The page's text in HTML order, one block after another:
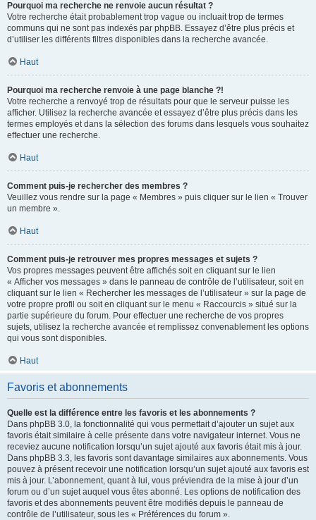
Pourquoi ma recherche ne renvoie aucun résultat ?
Votre recherche était probablement trop vague ou incluait trop de termes
communs qui ne sont pas indexés par phpBB. Essayez d’être plus précis et
d’utiliser les différents filtres disponibles dans la recherche avancée.
Haut
Pourquoi ma recherche renvoie à une page blanche ?!
Votre recherche a renvoyé trop de résultats pour que le serveur puisse les
afficher. Utilisez la recherche avancée et essayez d’être plus précis dans les
termes employés et dans la sélection des forums dans lesquels vous souhaitez
effectuer une recherche.
Haut
Comment puis-je rechercher des membres ?
Veuillez vous rendre sur la page « Membres » puis cliquer sur le lien « Trouver
un membre ».
Haut
Comment puis-je retrouver mes propres messages et sujets ?
Vos propres messages peuvent être affichés soit en cliquant sur le lien
« Afficher vos messages » dans le panneau de contrôle de l’utilisateur, soit en
cliquant sur le lien « Rechercher les messages de l’utilisateur » sur la page de
votre propre profil ou soit en cliquant sur le menu « Raccourcis » situé sur la
partie supérieure du forum. Pour effectuer une recherche de vos propres
sujets, utilisez la recherche avancée et remplissez convenablement les options
qui vous sont disponibles.
Haut
Favoris et abonnements
Quelle est la différence entre les favoris et les abonnements ?
Dans phpBB 3.0, la fonctionnalité qui vous permettait d’ajouter un sujet aux
favoris était similaire à celle présente dans votre navigateur internet. Vous ne
receviez aucune notification lorsqu’un sujet ajouté aux favoris était mis à jour.
Dans phpBB 3.3, les favoris sont davantage similaires aux abonnements. Vous
pouvez à présent recevoir une notification lorsqu’un sujet ajouté aux favoris est
mis à jour. L’abonnement, quant à lui, vous préviendra de la mise à jour d’un
forum ou d’un sujet auquel vous êtes abonné. Les options de notification des
favoris et des abonnements peuvent être modifiés depuis le panneau de
contrôle de l’utilisateur, sous les « Préférences du forum ».